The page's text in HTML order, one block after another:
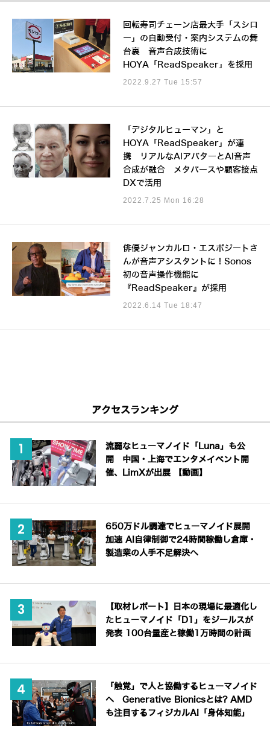
回転寿司チェーン店最大手「スシロ
ー」の自動受付・案内システムの舞
台裏 音声合成技術に
HOYA「ReadSpeaker」を採用
2022.9.27 Tue 15:57
「デジタルヒューマン」と
HOYA「ReadSpeaker」が連
携 リアルなAIアバターとAI音声
合成が融合 メタバースや顧客接点
DXで活用
2022.7.25 Mon 16:28
俳優ジャンカルロ・エスポジートさ
んが音声アシスタントに！Sonos
初の音声操作機能に
『ReadSpeaker』が採用
2022.6.14 Tue 18:47
アクセスランキング
流麗なヒューマノイド「Luna」も公
開 中国・上海でエンタメイベント開
催、LimXが出展 【動画】
650万ドル調達でヒューマノイド展開
加速 AI自律制御で24時間稼働し倉庫・
製造業の人手不足解決へ
【取材レポート】日本の現場に最適化し
たヒューマノイド「D1」をジールスが
発表 100台量産と稼働1万時間の計画
「触覚」で人と協働するヒューマノイド
へ Generative Bionicsとは? AMD
も注目するフィジカルAI「身体知能」